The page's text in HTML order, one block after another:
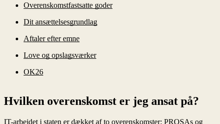
Overenskomstfastsatte goder
Dit ansættelsesgrundlag
Aftaler efter emne
Love og opslagsværker
OK26
Hvilken overenskomst er jeg ansat på?
IT-arbejdet i staten er dækket af to overenskomster: PROSAs og